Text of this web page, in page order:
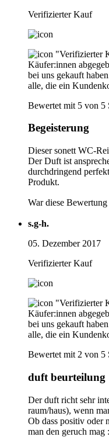
Verifizierter Kauf
"Verifizierter
Käufer:innen
bei uns gekauft
alle, die ein
Bewertet mit 5 von 5
Begeisterung
Dieser sonett WC-
Der Duft ist
durchdringend
Produkt.
War diese
s.g-h.
05. Dezember 2017
Verifizierter Kauf
"Verifizierter
Käufer:innen
bei uns gekauft
alle, die ein
Bewertet mit 2 von 5
duft beurteilung
Der duft richt sehr
raum/haus), wenn
Ob dass positiv oder
man den geruch mag